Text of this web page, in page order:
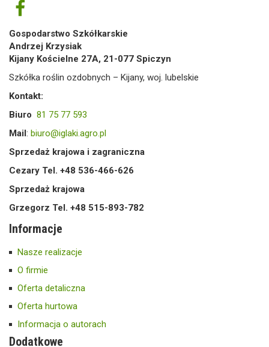
Gospodarstwo Szkółkarskie
Andrzej Krzysiak
Kijany Kościelne 27A, 21-077 Spiczyn
Szkółka roślin ozdobnych – Kijany, woj. lubelskie
Kontakt:
Biuro 81 75 77 593
Mail : biuro@iglaki.agro.pl
Sprzedaż krajowa i zagraniczna
Cezary Tel. +48 536-466-626
Sprzedaż krajowa
Grzegorz Tel. +48 515-893-782
Informacje
Nasze realizacje
O firmie
Oferta detaliczna
Oferta hurtowa
Informacja o autorach
Dodatkowe